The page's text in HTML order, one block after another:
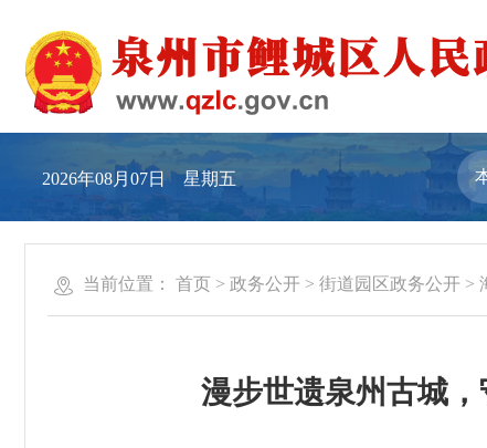
2026年08月07日 星期五
当前位置： 首页 > 政务公开 > 街道园区政务公开 >
漫步世遗泉州古城